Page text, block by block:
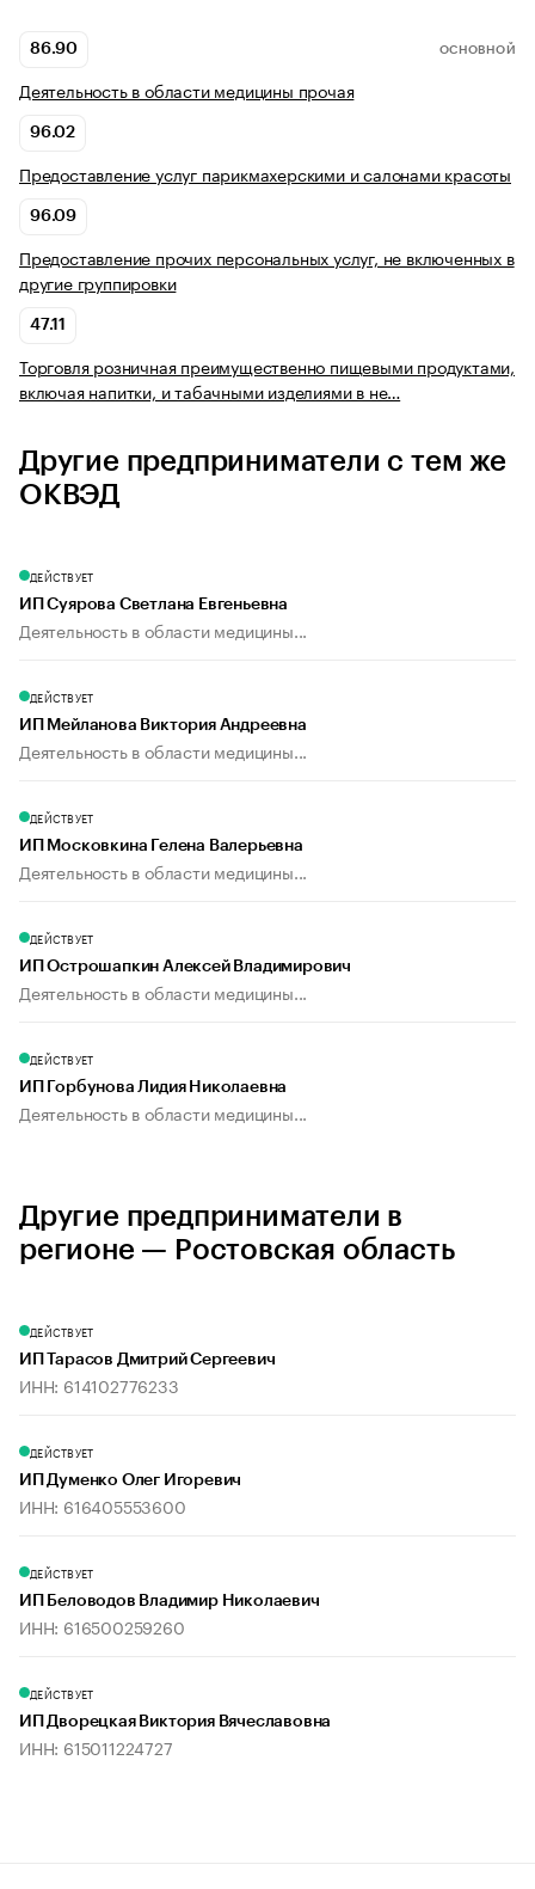
86.90 ОСНОВНОЙ
Деятельность в области медицины прочая
96.02
Предоставление услуг парикмахерскими и салонами красоты
96.09
Предоставление прочих персональных услуг, не включенных в
другие группировки
47.11
Торговля розничная преимущественно пищевыми продуктами,
включая напитки, и табачными изделиями в не…
Другие предприниматели с тем же
ОКВЭД
ДЕЙСТВУЕТ
ИП Суярова Светлана Евгеньевна
Деятельность в области медицины...
ДЕЙСТВУЕТ
ИП Мейланова Виктория Андреевна
Деятельность в области медицины...
ДЕЙСТВУЕТ
ИП Московкина Гелена Валерьевна
Деятельность в области медицины...
ДЕЙСТВУЕТ
ИП Острошапкин Алексей Владимирович
Деятельность в области медицины...
ДЕЙСТВУЕТ
ИП Горбунова Лидия Николаевна
Деятельность в области медицины...
Другие предприниматели в
регионе — Ростовская область
ДЕЙСТВУЕТ
ИП Тарасов Дмитрий Сергеевич
ИНН: 614102776233
ДЕЙСТВУЕТ
ИП Думенко Олег Игоревич
ИНН: 616405553600
ДЕЙСТВУЕТ
ИП Беловодов Владимир Николаевич
ИНН: 616500259260
ДЕЙСТВУЕТ
ИП Дворецкая Виктория Вячеславовна
ИНН: 615011224727